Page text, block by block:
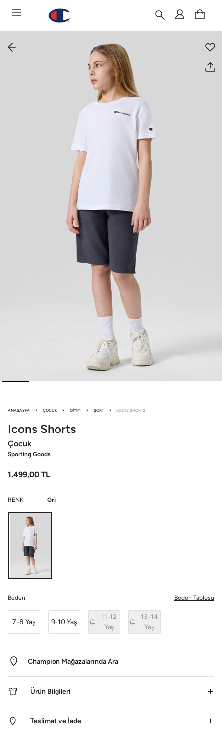
ANASAYFA ÇOCUK GIYIM ŞORT ICONS SHORTS
Icons Shorts
Çocuk
Sporting Goods
1.499,00 TL
RENK: Gri
Beden: Beden Tablosu
7-8 Yaş 9-10 Yaş
11-12
Yaş
13-14
Yaş
Champion Mağazalarında Ara
Ürün Bilgileri
Teslimat ve İade